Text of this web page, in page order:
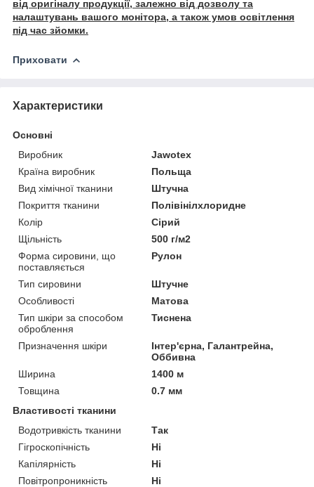
від оригіналу продукції, залежно від дозволу та
налаштувань вашого монітора, а також умов освітлення
під час зйомки.
Приховати
Характеристики
Основні
Виробник
Jawotex
Країна виробник
Польща
Вид хімічної тканини
Штучна
Покриття тканини
Полівінілхлоридне
Колір
Сірий
Щільність
500 г/м2
Форма сировини, що
поставляється
Рулон
Тип сировини
Штучне
Особливості
Матова
Тип шкіри за способом
оброблення
Тиснена
Призначення шкіри
Інтер'єрна, Галантрейна,
Оббивна
Ширина
1400 м
Товщина
0.7 мм
Властивості тканини
Водотривкість тканини
Так
Гігроскопічність
Ні
Капілярність
Ні
Повітропроникність
Ні